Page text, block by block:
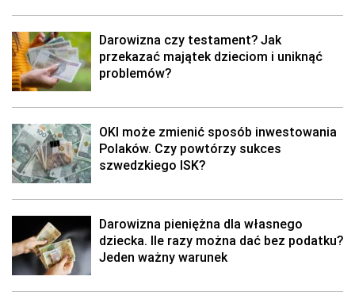
Darowizna czy testament? Jak
przekazać majątek dzieciom i uniknąć
problemów?
OKI może zmienić sposób inwestowania
Polaków. Czy powtórzy sukces
szwedzkiego ISK?
Darowizna pieniężna dla własnego
dziecka. Ile razy można dać bez podatku?
Jeden ważny warunek